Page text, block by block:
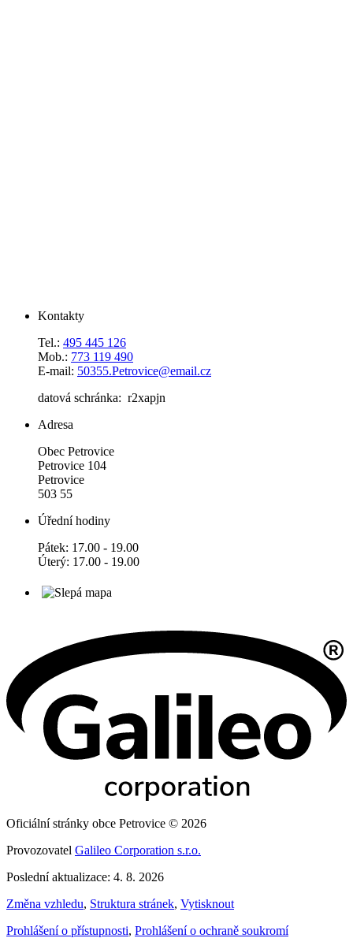
Kontakty
Tel.: 495 445 126
Mob.: 773 119 490
E-mail: 50355.Petrovice@email.cz
datová schránka: r2xapjn
Adresa
Obec Petrovice
Petrovice 104
Petrovice
503 55
Úřední hodiny
Pátek: 17.00 - 19.00
Úterý: 17.00 - 19.00
Oficiální stránky obce Petrovice © 2026
Provozovatel Galileo Corporation s.r.o.
Poslední aktualizace: 4. 8. 2026
Změna vzhledu, Struktura stránek, Vytisknout
Prohlášení o přístupnosti, Prohlášení o ochraně soukromí